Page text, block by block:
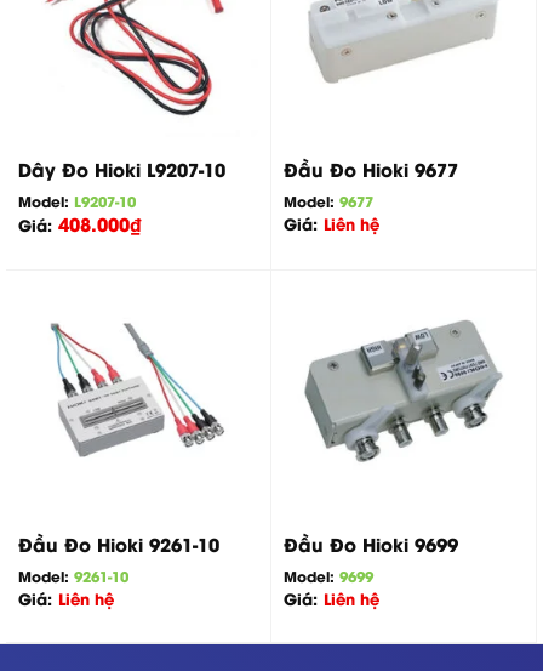
Dây Đo Hioki L9207-10
Model: L9207-10
Giá: 408.000₫
Đầu Đo Hioki 9677
Model: 9677
Giá: Liên hệ
Đầu Đo Hioki 9261-10
Model: 9261-10
Giá: Liên hệ
Đầu Đo Hioki 9699
Model: 9699
Giá: Liên hệ